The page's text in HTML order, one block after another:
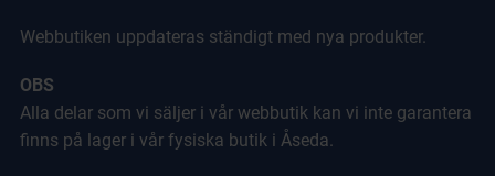
Webbutiken uppdateras ständigt med nya produkter.
OBS
Alla delar som vi säljer i vår webbutik kan vi inte garantera
finns på lager i vår fysiska butik i Åseda.